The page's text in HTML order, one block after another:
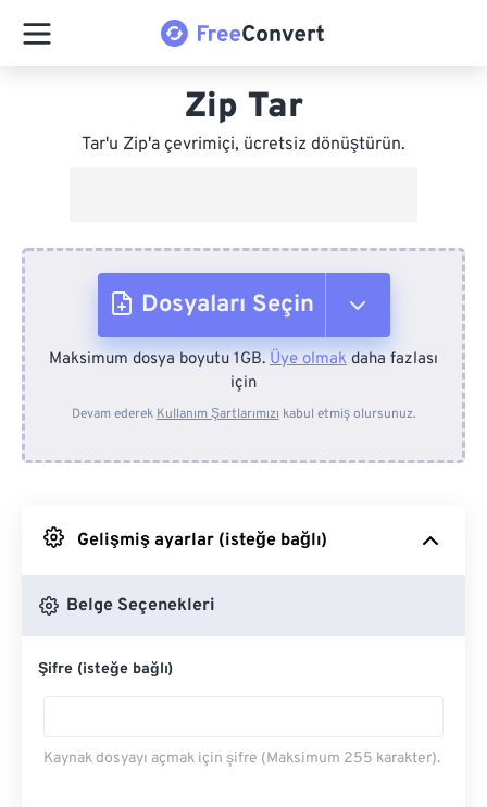
Zip Tar
Tar'u Zip'a çevrimiçi, ücretsiz dönüştürün.
Dosyaları Seçin
Cihazdan
Google Drive'dan
OneDrive'dan
Url'den
Maksimum dosya boyutu 1GB. Üye olmak daha fazlası
için
Devam ederek Kullanım Şartlarımızı kabul etmiş olursunuz.
Gelişmiş ayarlar (isteğe bağlı)
Belge Seçenekleri
Şifre (isteğe bağlı)
Kaynak dosyayı açmak için şifre (Maksimum 255 karakter).